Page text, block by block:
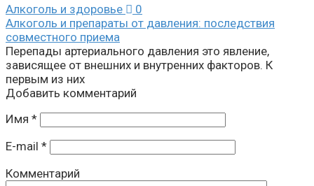
Алкоголь и здоровье
0
Алкоголь и препараты от давления: последствия
совместного приема
Перепады артериального давления это явление,
зависящее от внешних и внутренних факторов. К
первым из них
Добавить комментарий
Имя *
E-mail *
Комментарий